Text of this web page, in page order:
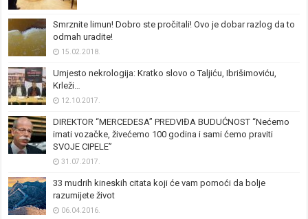
Smrznite limun! Dobro ste pročitali! Ovo je dobar razlog da to
odmah uradite!
15.02.2018.
Umjesto nekrologija: Kratko slovo o Taljiću, Ibrišimoviću,
Krleži…
12.10.2017.
DIREKTOR “MERCEDESA” PREDVIĐA BUDUĆNOST “Nećemo
imati vozačke, živećemo 100 godina i sami ćemo praviti
SVOJE CIPELE”
31.07.2017.
33 mudrih kineskih citata koji će vam pomoći da bolje
razumijete život
06.04.2016.